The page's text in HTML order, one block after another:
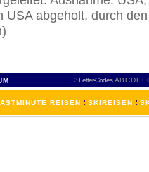
USA abgeholt, durch
3 Letter-Codes ABCDEF
REISEN : SKIREISEN :